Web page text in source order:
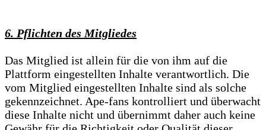
6. Pflichten des Mitgliedes
Das Mitglied ist allein für die von ihm auf die
Plattform eingestellten Inhalte verantwortlich. Die
vom Mitglied eingestellten Inhalte sind als solche
gekennzeichnet. Ape-fans kontrolliert und überwacht
diese Inhalte nicht und übernimmt daher auch keine